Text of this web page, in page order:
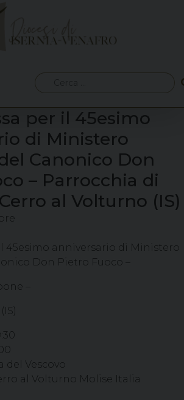
per:
per il 45esimo
di Ministero
Canonico Don
– Parrocchia di
al Volturno (IS)
45esimo anniversario di Ministero
Don Pietro Fuoco –
–
del Vescovo
al Volturno Molise Italia